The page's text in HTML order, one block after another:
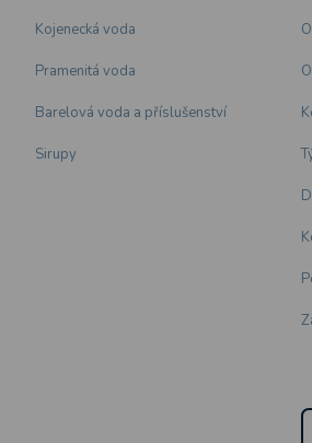
Kojenecká voda
Pramenitá voda
Barelová voda a příslušenství
Sirupy